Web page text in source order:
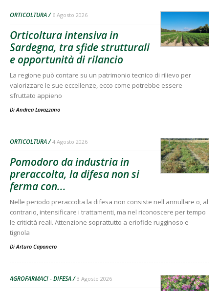
ORTICOLTURA 6 Agosto 2026
Orticoltura intensiva in
Sardegna, tra sfide strutturali
e opportunità di rilancio
La regione può contare su un patrimonio tecnico di rilievo per
valorizzare le sue eccellenze, ecco come potrebbe essere
sfruttato appieno
Di Andrea Lovazzano
ORTICOLTURA 4 Agosto 2026
Pomodoro da industria in
preraccolta, la difesa non si
ferma con...
Nelle periodo preraccolta la difesa non consiste nell'annullare o, al
contrario, intensificare i trattamenti, ma nel riconoscere per tempo
le criticità reali. Attenzione soprattutto a eriofide rugginoso e
tignola
Di Arturo Caponero
AGROFARMACI - DIFESA 3 Agosto 2026